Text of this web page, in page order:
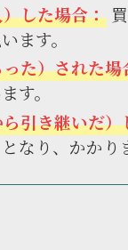
した場合：
ます。
た）された場
す。
引き継いだ）
なり、かかり